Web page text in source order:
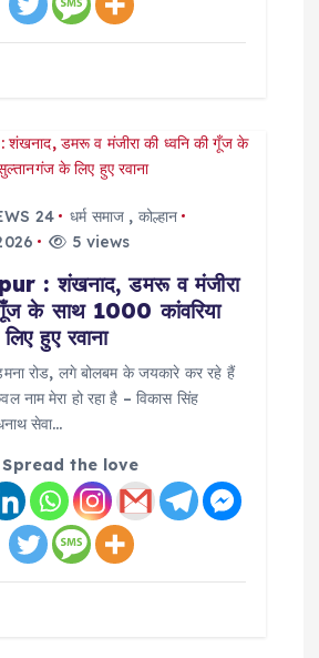
24 धर्म समाज , कोल्हान
5 views
: शंखनाद, डमरू व मंजीरा
के साथ 1000 कांवरिया
हुए रवाना
रोड, लगे बोलबम के जयकारे कर रहे हैं
नाम मेरा हो रहा है – विकास सिंह
सेवा…
Spread the love